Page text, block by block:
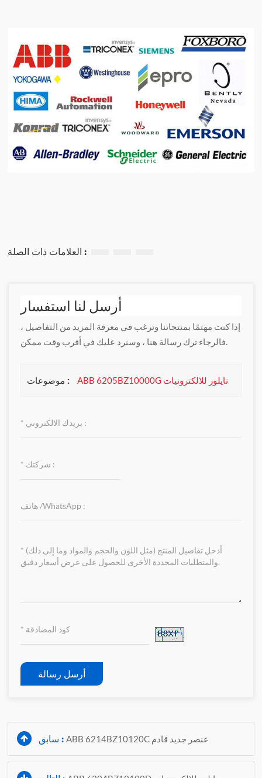
العلامات ذات الصلة :
أرسل لنا استفسار
إذا كنت مهتمًا بمنتجاتنا وترغب في معرفة المزيد من التفاصيل ،
فالرجاء ترك رسالة هنا ، وسنرد عليك في أقرب وقت ممكن.
موضوعات : ABB 6205BZ10000G تايلور للالكترونيات
أرسل رسالة
سابق : ABB 6214BZ10120C عنصر جديد قادم